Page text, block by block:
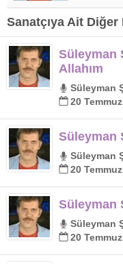
Sanatçıya Ait Diğer
Süleyman
Allahım
Süleyman
20 Temmuz
Süleyman
Süleyman
20 Temmuz
Süleyman
Süleyman
20 Temmuz